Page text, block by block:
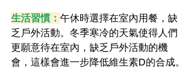
生活習慣： 午休時選擇在室內用餐，缺
乏戶外活動。冬季寒冷的天氣使得人們
更願意待在室內，缺乏戶外活動的機
會，這樣會進一步降低維生素D的合成。